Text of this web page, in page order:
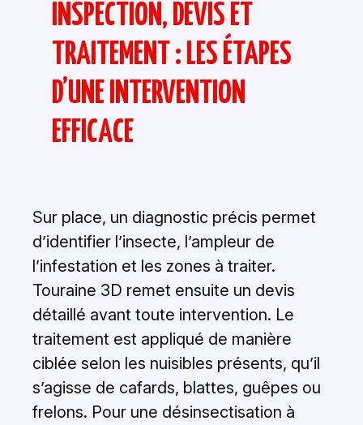
INSPECTION, DEVIS ET
TRAITEMENT : LES ÉTAPES
D’UNE INTERVENTION
EFFICACE
Sur place, un diagnostic précis permet
d’identifier l’insecte, l’ampleur de
l’infestation et les zones à traiter.
Touraine 3D remet ensuite un devis
détaillé avant toute intervention. Le
traitement est appliqué de manière
ciblée selon les nuisibles présents, qu’il
s’agisse de cafards, blattes, guêpes ou
frelons. Pour une désinsectisation à